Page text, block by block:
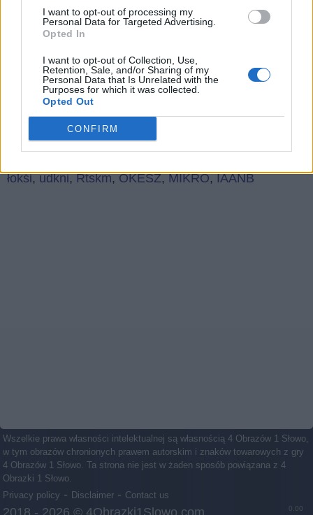
I want to opt-out of processing my
Personal Data for Targeted Advertising.
Opted In
I want to opt-out of Collection, Use,
Retention, Sale, and/or Sharing of my
Personal Data that Is Unrelated with the
Purposes for which it was collected.
Opted Out
CONFIRM
(91
z 5)
Czego szukają ludzie:
Å¼ o,bphxy,ś+a+o,rołos
łokśi,udkni,Rtskm,OKESŻ,MIKRO,IAANB
Wszelkie prawa własności intelektualnej są własnością 4 Obrazów 1 Słowo,
w tym obrazów chronionych prawem autorskim i znaków towarowych z gry
4 Obrazów 1 Słowo. Ta strona nie jest w żaden sposób powiązana z 4
Obrazki 1 Słowo.
Privacy policy - Disclaimer - Contact us
0.00